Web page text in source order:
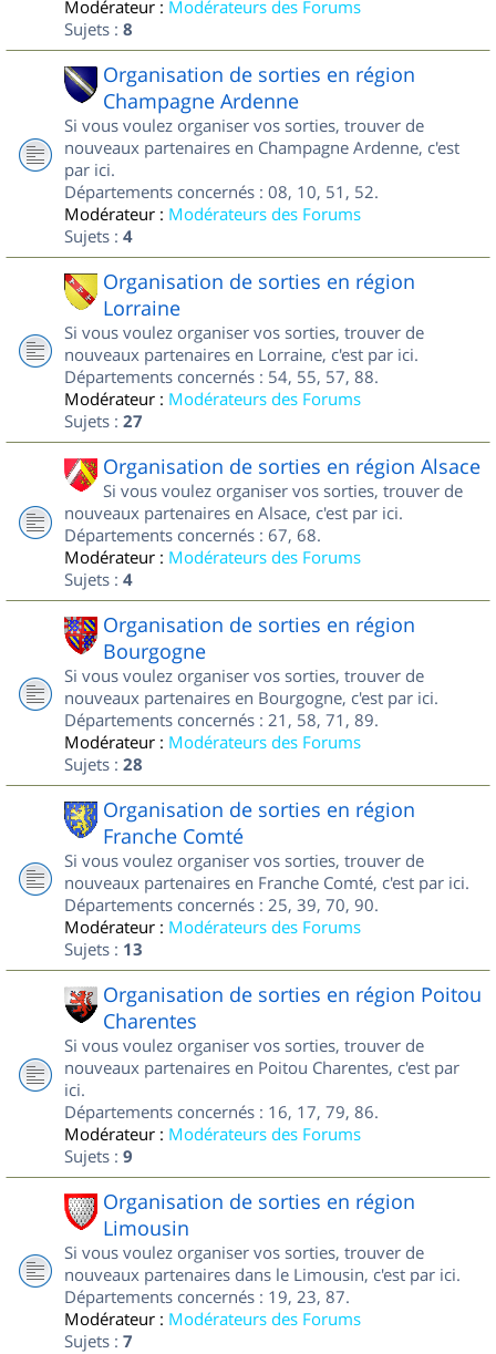
Modérateur : Modérateurs des Forums
Sujets : 8
Organisation de sorties en région
Champagne Ardenne
Si vous voulez organiser vos sorties, trouver de
nouveaux partenaires en Champagne Ardenne, c'est
par ici.
Départements concernés : 08, 10, 51, 52.
Modérateur : Modérateurs des Forums
Sujets : 4
Organisation de sorties en région
Lorraine
Si vous voulez organiser vos sorties, trouver de
nouveaux partenaires en Lorraine, c'est par ici.
Départements concernés : 54, 55, 57, 88.
Modérateur : Modérateurs des Forums
Sujets : 27
Organisation de sorties en région Alsace
Si vous voulez organiser vos sorties, trouver de
nouveaux partenaires en Alsace, c'est par ici.
Départements concernés : 67, 68.
Modérateur : Modérateurs des Forums
Sujets : 4
Organisation de sorties en région
Bourgogne
Si vous voulez organiser vos sorties, trouver de
nouveaux partenaires en Bourgogne, c'est par ici.
Départements concernés : 21, 58, 71, 89.
Modérateur : Modérateurs des Forums
Sujets : 28
Organisation de sorties en région
Franche Comté
Si vous voulez organiser vos sorties, trouver de
nouveaux partenaires en Franche Comté, c'est par ici.
Départements concernés : 25, 39, 70, 90.
Modérateur : Modérateurs des Forums
Sujets : 13
Organisation de sorties en région Poitou
Charentes
Si vous voulez organiser vos sorties, trouver de
nouveaux partenaires en Poitou Charentes, c'est par
ici.
Départements concernés : 16, 17, 79, 86.
Modérateur : Modérateurs des Forums
Sujets : 9
Organisation de sorties en région
Limousin
Si vous voulez organiser vos sorties, trouver de
nouveaux partenaires dans le Limousin, c'est par ici.
Départements concernés : 19, 23, 87.
Modérateur : Modérateurs des Forums
Sujets : 7